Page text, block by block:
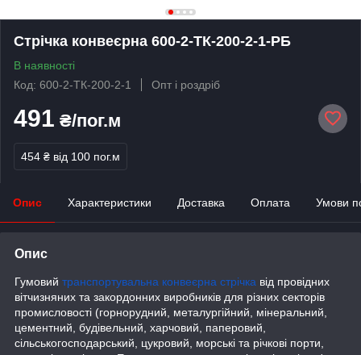
Стрічка конвеєрна 600-2-ТК-200-2-1-РБ
В наявності
Код: 600-2-ТК-200-2-1
Опт і роздріб
491 ₴/пог.м
454 ₴ від 100 пог.м
Опис Характеристики Доставка Оплата Умови
Опис
Гумовий транспортувальна конвеєрна стрічка від провідних
вітчизняних та закордонних виробників для різних секторів
промисловості (горнорудний, металургійний, мінеральний,
цементний, будівельний, харчовий, паперовий,
сільськогосподарський, цукровий, морські та річкові порти,